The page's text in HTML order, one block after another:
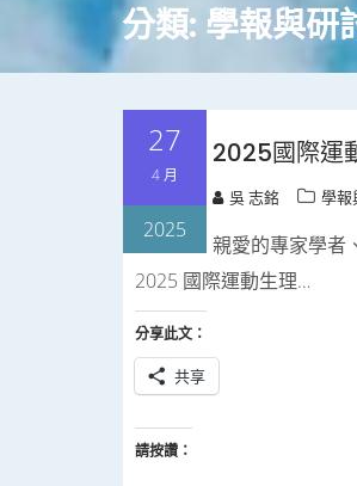
分類: 學報與研
27
4 月
2025
2025國際運
吳 志銘 學報
親愛的專家學者
2025 國際運動生理…
分享此文：
共享
請按讚：